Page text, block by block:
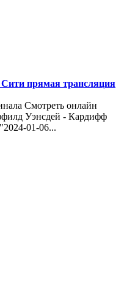
прямая трансляция
Смотреть онлайн
Уэнсдей - Кардифф
01-06...